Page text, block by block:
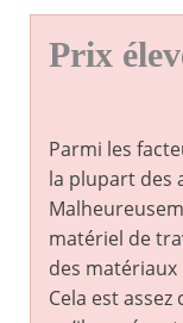
Prix
Parmi les
la plupart des
matériel de
des matériaux
Cela est